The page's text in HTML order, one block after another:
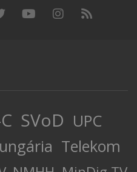
SVoD UPC
Telekom